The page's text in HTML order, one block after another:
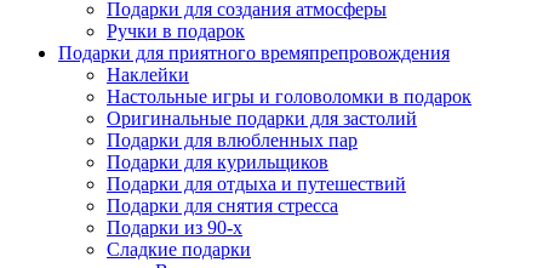
Подарки для создания атмосферы
Ручки в подарок
Подарки для приятного времяпрепровождения
Наклейки
Настольные игры и головоломки в подарок
Оригинальные подарки для застолий
Подарки для влюбленных пар
Подарки для курильщиков
Подарки для отдыха и путешествий
Подарки для снятия стресса
Подарки из 90-х
Сладкие подарки